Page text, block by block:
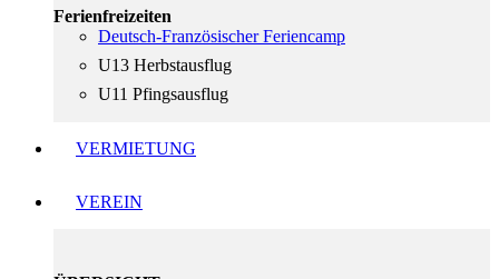
Ferienfreizeiten
Deutsch-Französischer Feriencamp
U13 Herbstausflug
U11 Pfingsausflug
VERMIETUNG
VEREIN